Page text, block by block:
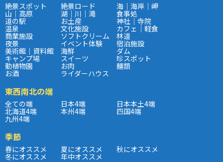
絶景スポット 絶景ロード 海｜海岸｜岬
山｜高原 湖｜川｜滝 食事処
道の駅 お土産 神社｜寺院
温泉 文化施設 カフェ｜軽食
商業施設 ソフトクリーム 林道
夜景 イベント体験 宿泊施設
美術館｜資料館 海鮮 ダム
キャンプ場 スイーツ 珍スポット
動植物園 お肉 麺類
お酒 ライダーハウス
東西南北の端
全ての端 日本4端 日本本土4端
北海道4端 本州4端 四国4端
九州4端
季節
春にオススメ 夏にオススメ 秋にオススメ
冬にオススメ 年中オススメ